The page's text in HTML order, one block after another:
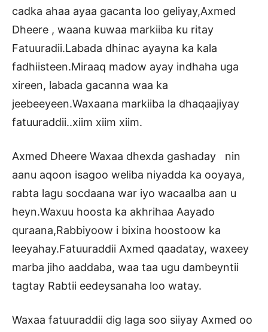
cadka ahaa ayaa gacanta loo geliyay,Axmed
Dheere , waana kuwaa markiiba ku ritay
Fatuuradii.Labada dhinac ayayna ka kala
fadhiisteen.Miraaq madow ayay indhaha uga
xireen, labada gacanna waa ka
jeebeeyeen.Waxaana markiiba la dhaqaajiyay
fatuuraddii..xiim xiim xiim.
Axmed Dheere Waxaa dhexda gashaday nin
aanu aqoon isagoo weliba niyadda ka ooyaya,
rabta lagu socdaana war iyo wacaalba aan u
heyn.Waxuu hoosta ka akhrihaa Aayado
quraana,Rabbiyoow i bixina hoostoow ka
leeyahay.Fatuuraddii Axmed qaadatay, waxeey
marba jiho aaddaba, waa taa ugu dambeyntii
tagtay Rabtii eedeysanaha loo watay.
Waxaa fatuuraddii dig laga soo siiyay Axmed oo